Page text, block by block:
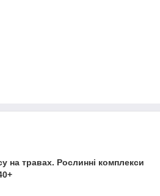
на травах. Рослинні комплекси